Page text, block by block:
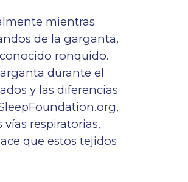
mientras
de la garganta,
ronquido.
durante el
y las diferencias
,
respiratorias,
que estos tejidos